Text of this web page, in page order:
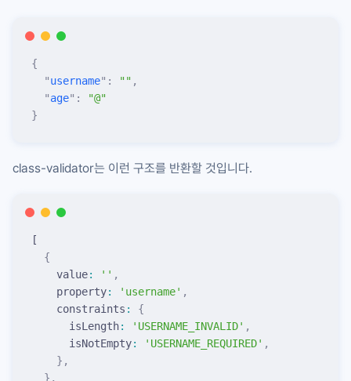
{
  "
username" : "" ,
  "
age" : "@"
}
class-validator는 이런 구조를 반환할 것입니다.
[
  {
    value
: '' ,
    property
: ' username' ,
    constraints
:
{
      isLength
: ' USERNAME_INVALID' ,
      isNotEmpty
: ' USERNAME_REQUIRED' ,
    },
  },